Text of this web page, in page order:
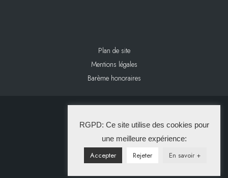
Plan de site
Mentions légales
Barème honoraires
La Solution Immo
RGPD: Ce site utilise des cookies pour
une meilleure expérience:
Accepter Rejeter En savoir +